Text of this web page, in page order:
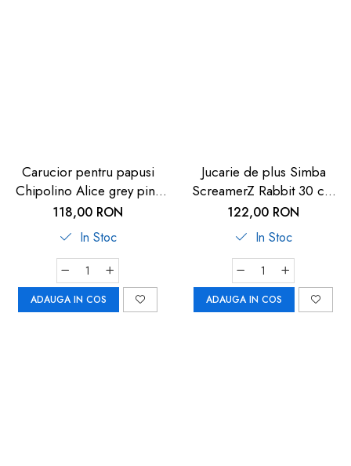
Carucior pentru papusi
Chipolino Alice grey pink
linen
118,00 RON
In Stoc
ADAUGA IN COS
Jucarie de plus Simba
ScreamerZ Rabbit 30 cm
cu sunete
122,00 RON
In Stoc
ADAUGA IN COS